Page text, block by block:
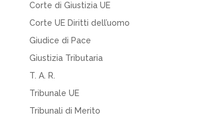
Corte di Giustizia UE
Corte UE Diritti dell’uomo
Giudice di Pace
Giustizia Tributaria
T. A. R.
Tribunale UE
Tribunali di Merito